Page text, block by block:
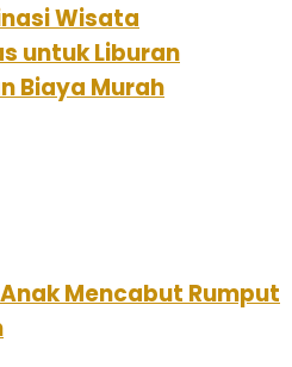
Wisata
untuk Liburan
Biaya Murah
Mencabut Rumput